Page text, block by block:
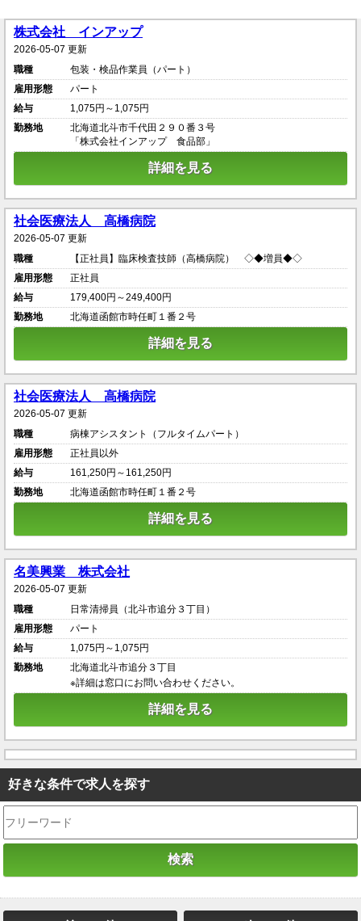
株式会社 インアップ
2026-05-07 更新
職種
包装・検品作業員（パート）
雇用形態
パート
給与
1,075円～1,075円
勤務地
北海道北斗市千代田２９０番３号
「株式会社インアップ 食品部」
詳細を見る
社会医療法人 高橋病院
2026-05-07 更新
職種
【正社員】臨床検査技師（高橋病院） ◇◆増員◆◇
雇用形態
正社員
給与
179,400円～249,400円
勤務地
北海道函館市時任町１番２号
詳細を見る
社会医療法人 高橋病院
2026-05-07 更新
職種
病棟アシスタント（フルタイムパート）
雇用形態
正社員以外
給与
161,250円～161,250円
勤務地
北海道函館市時任町１番２号
詳細を見る
名美興業 株式会社
2026-05-07 更新
職種
日常清掃員（北斗市追分３丁目）
雇用形態
パート
給与
1,075円～1,075円
勤務地
北海道北斗市追分３丁目
※詳細は窓口にお問い合わせください。
詳細を見る
好きな条件で求人を探す